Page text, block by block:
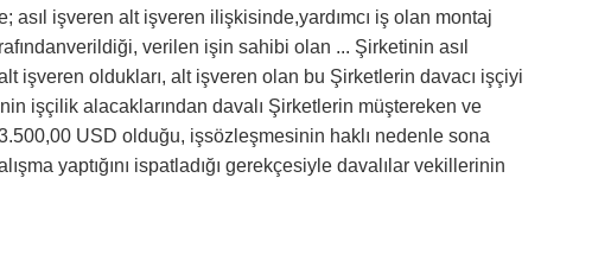
asıl işveren alt işveren ilişkisinde,yardımcı iş olan montaj
verilen işin sahibi olan ... Şirketinin asıl
işveren oldukları, alt işveren olan bu Şirketlerin davacı işçiyi
işçilik alacaklarından davalı Şirketlerin müştereken ve
USD olduğu, işsözleşmesinin haklı nedenle sona
yaptığını ispatladığı gerekçesiyle davalılar vekillerinin